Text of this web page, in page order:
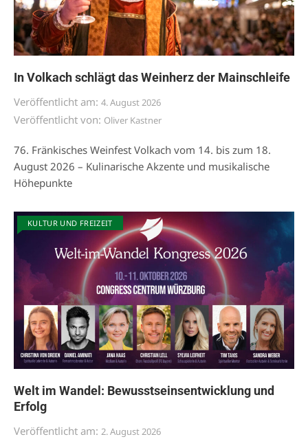
In Volkach schlägt das Weinherz der Mainschleife
Veröffentlicht am: 4. August 2026
Veröffentlicht von: Oliver Kastner
76. Fränkisches Weinfest Volkach vom 14. bis zum 18.
August 2026 – Kulinarische Akzente und musikalische
Höhepunkte
KULTUR UND FREIZEIT
Welt im Wandel: Bewusstseinsentwicklung und
Erfolg
Veröffentlicht am: 2. August 2026